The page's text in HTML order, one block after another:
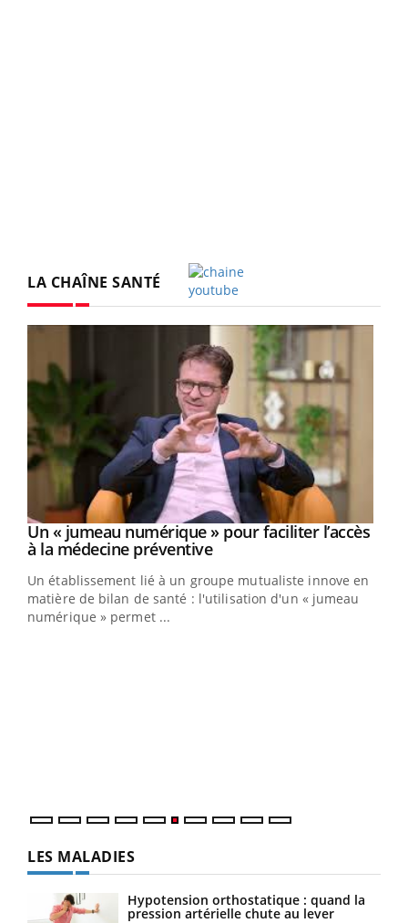
LA CHAÎNE SANTÉ
Youtube
Un « jumeau numérique » pour faciliter l’accès
à la médecine préventiveYoutube
Un établissement lié à un groupe mutualiste innove en
matière de bilan de santé : l'utilisation d'un « jumeau
numérique » permet ...
LES MALADIES
Hypotension orthostatique : quand la
pression artérielle chute au lever